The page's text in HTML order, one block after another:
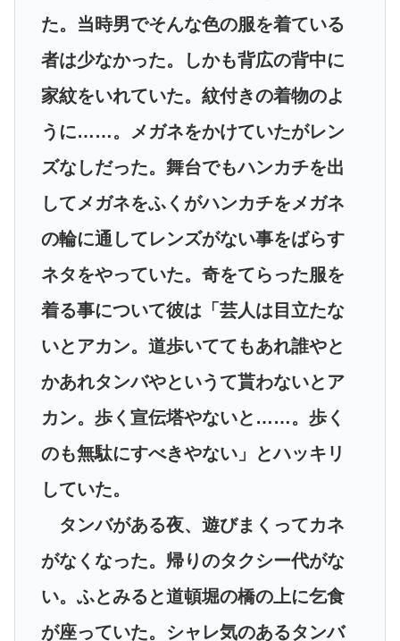
た。当時男でそんな色の服を着ている
者は少なかった。しかも背広の背中に
家紋をいれていた。紋付きの着物のよ
うに……。メガネをかけていたがレン
ズなしだった。舞台でもハンカチを出
してメガネをふくがハンカチをメガネ
の輪に通してレンズがない事をばらす
ネタをやっていた。奇をてらった服を
着る事について彼は「芸人は目立たな
いとアカン。道歩いててもあれ誰やと
かあれタンバやというて貰わないとア
カン。歩く宣伝塔やないと……。歩く
のも無駄にすべきやない」とハッキリ
していた。
タンバがある夜、遊びまくってカネ
がなくなった。帰りのタクシー代がな
い。ふとみると道頓堀の橋の上に乞食
が座っていた。シャレ気のあるタンバ